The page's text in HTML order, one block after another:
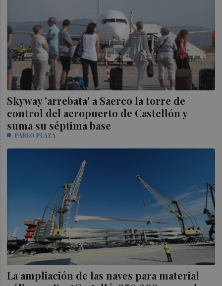
Skyway 'arrebata' a Saerco la torre de
control del aeropuerto de Castellón y
suma su séptima base
PABLO PLAZA
La ampliación de las naves para material